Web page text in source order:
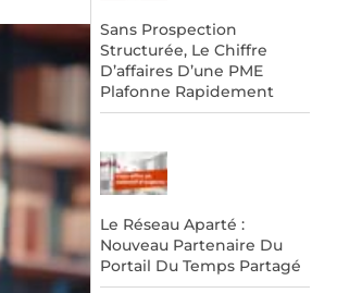
Sans Prospection
Structurée, Le Chiffre
D’affaires D’une PME
Plafonne Rapidement
Le Réseau Aparté :
Nouveau Partenaire Du
Portail Du Temps Partagé